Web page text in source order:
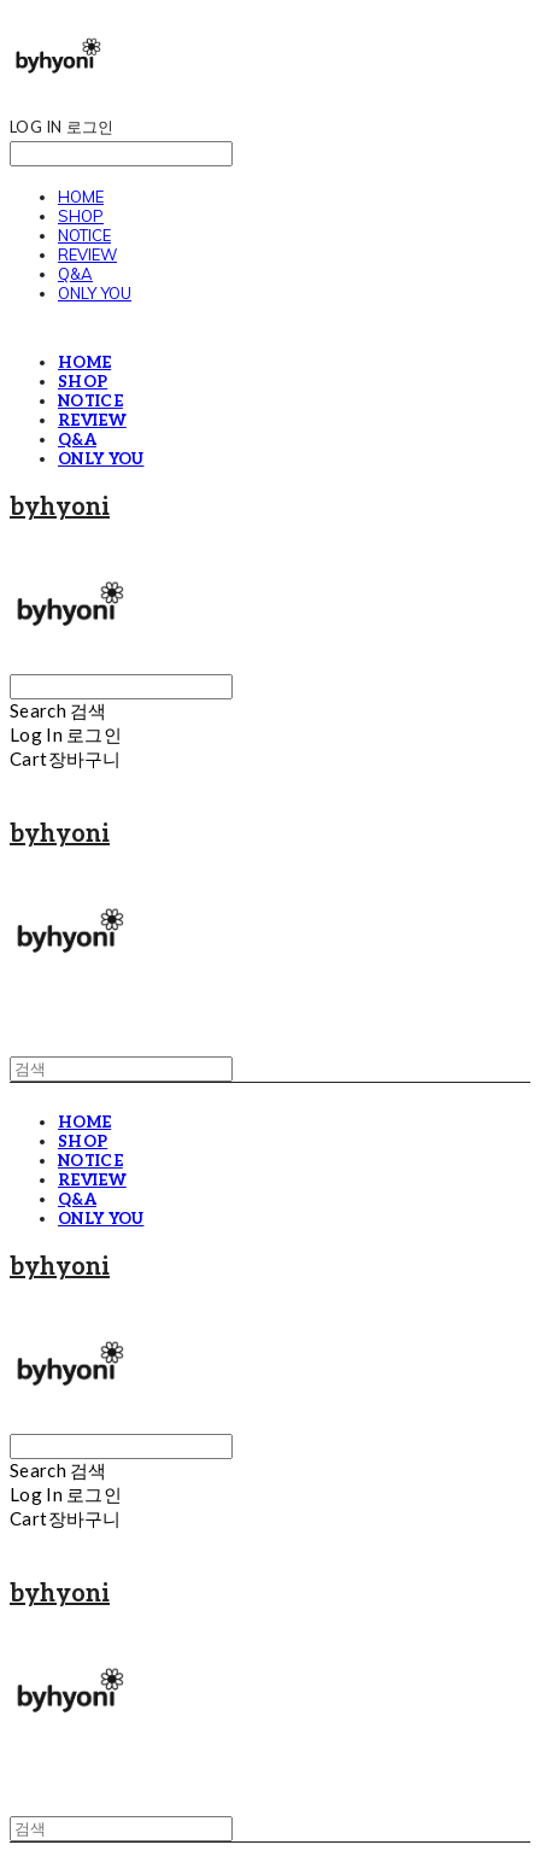
LOG IN 로그인
HOME
SHOP
NOTICE
REVIEW
Q&A
ONLY YOU
HOME
SHOP
NOTICE
REVIEW
Q&A
ONLY YOU
byhyoni
Search 검색
Log In 로그인
Cart장바구니
byhyoni
HOME
SHOP
NOTICE
REVIEW
Q&A
ONLY YOU
byhyoni
Search 검색
Log In 로그인
Cart장바구니
byhyoni